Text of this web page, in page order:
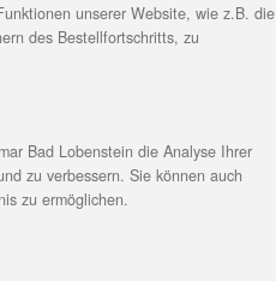
Namhafte
Ende 2010 das
unserer Website, wie z.B. die
des Bestellfortschritts, zu
Bad Lobenstein die Analyse Ihrer
zu verbessern. Sie können auch
zu ermöglichen.